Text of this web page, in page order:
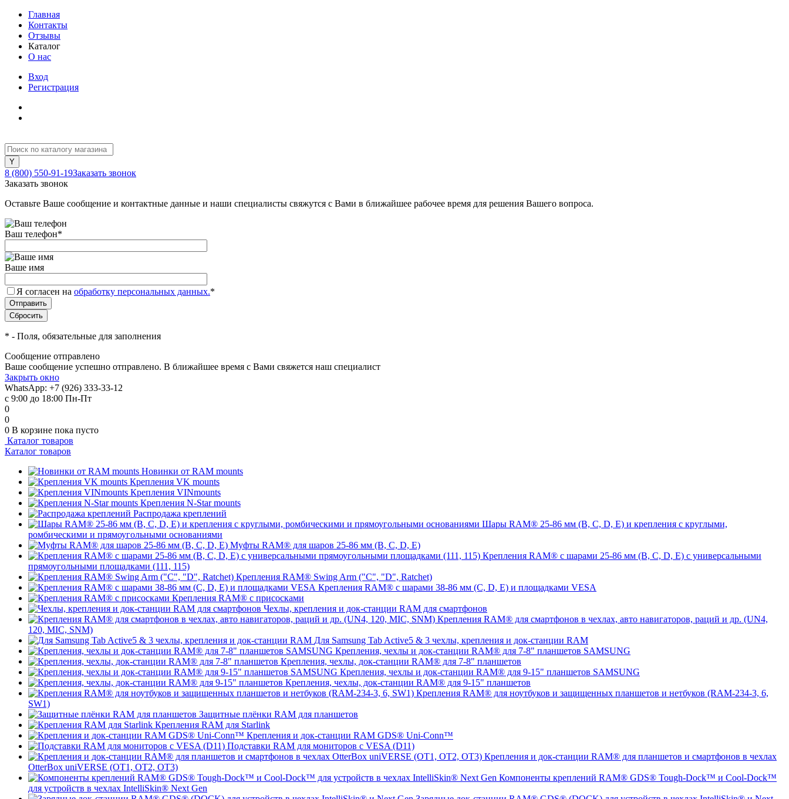
Главная
Контакты
Отзывы
Каталог
О нас
Вход
Регистрация
8 (800) 550-91-19Заказать звонок
Заказать звонок
Оставьте Ваше сообщение и контактные данные и наши специалисты свяжутся с Вами в ближайшее рабочее время для решения Вашего вопроса.
Ваш телефон*
Ваше имя
Я согласен на обработку персональных данных.*
* - Поля, обязательные для заполнения
Сообщение отправлено
Ваше сообщение успешно отправлено. В ближайшее время с Вами свяжется наш специалист
Закрыть окно
WhatsApp: +7 (926) 333-33-12
с 9:00 до 18:00 Пн-Пт
0
0
0 В корзине пока пусто
Каталог товаров
Каталог товаров
Новинки от RAM mounts
Крепления VK mounts
Крепления VINmounts
Крепления N-Star mounts
Распродажа креплений
Шары RAM® 25-86 мм (B, C, D, E) и крепления с круглыми,
ромбическими и прямоугольными основаниями
Муфты RAM® для шаров 25-86 мм (B, C, D, E)
Крепления RAM® с шарами 25-86 мм (B, C, D, E) с универсальными
прямоугольными площадками (111, 115)
Крепления RAM® Swing Arm ("C", "D", Ratchet)
Крепления RAM® с шарами 38-86 мм (C, D, E) и площадками VESA
Крепления RAM® с присосками
Чехлы, крепления и док-станции RAM для смартфонов
Крепления RAM® для смартфонов в чехлах, авто навигаторов, раций и др. (UN4,
120, MIC, SNM)
Для Samsung Tab Active5 & 3 чехлы, крепления и док-станции RAM
Крепления, чехлы и док-станции RAM® для 7-8" планшетов SAMSUNG
Крепления, чехлы, док-станции RAM® для 7-8" планшетов
Крепления, чехлы и док-станции RAM® для 9-15" планшетов SAMSUNG
Крепления, чехлы, док-станции RAM® для 9-15" планшетов
Крепления RAM® для ноутбуков и защищенных планшетов и нетбуков (RAM-234-3, 6,
SW1)
Защитные плёнки RAM для планшетов
Крепления RAM для Starlink
Крепления и док-станции RAM GDS® Uni-Conn™
Подставки RAM для мониторов с VESA (D11)
Крепления и док-станции RAM® для планшетов и смартфонов в чехлах
OtterBox uniVERSE (OT1, OT2, OT3)
Компоненты креплений RAM® GDS® Tough-Dock™ и Cool-Dock™
для устройств в чехлах IntelliSkin® Next Gen